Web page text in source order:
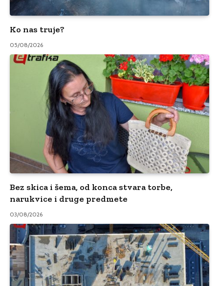
Ko nas truje?
05/08/2026
Bez skica i šema, od konca stvara torbe,
narukvice i druge predmete
03/08/2026